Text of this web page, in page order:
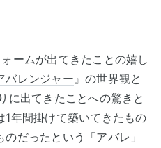
ームが出てきたことの嬉し
バレンジャー』の世界観と
に出てきたことへの驚きと
年間掛けて築いてきたもの
だったという「アバレ」